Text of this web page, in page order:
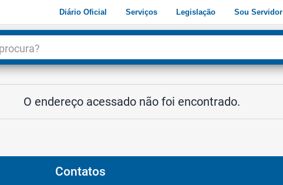
Diário Oficial Serviços Legislação Sou Servidor
O endereço acessado não foi encontrado.
Contatos